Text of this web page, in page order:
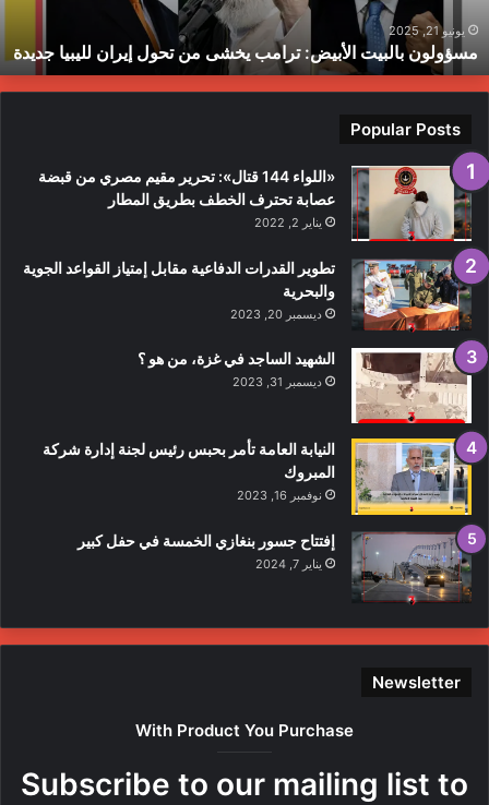
لليبيا
جديدة
يونيو 21, 2025
مسؤولون بالبيت الأبيض: ترامب يخشى من تحول إيران لليبيا جديدة
Popular Posts
«اللواء 144 قتال»: تحرير مقيم مصري من قبضة
عصابة تحترف الخطف بطريق المطار
يناير 2, 2022
تطوير القدرات الدفاعية مقابل إمتياز القواعد الجوية
والبحرية
ديسمبر 20, 2023
الشهيد الساجد في غزة، من هو ؟
ديسمبر 31, 2023
النيابة العامة تأمر بحبس رئيس لجنة إدارة شركة
المبروك
نوفمبر 16, 2023
إفتتاح جسور بنغازي الخمسة في حفل كبير
يناير 7, 2024
Newsletter
With Product You Purchase
Subscribe to our mailing list to